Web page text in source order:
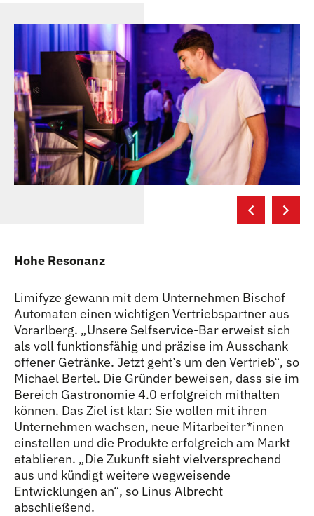
Hohe Resonanz
Limifyze gewann mit dem Unternehmen Bischof
Automaten einen wichtigen Vertriebspartner aus
Vorarlberg. „Unsere Selfservice-Bar erweist sich
als voll funktionsfähig und präzise im Ausschank
offener Getränke. Jetzt geht’s um den Vertrieb“, so
Michael Bertel. Die Gründer beweisen, dass sie im
Bereich Gastronomie 4.0 erfolgreich mithalten
können. Das Ziel ist klar: Sie wollen mit ihren
Unternehmen wachsen, neue Mitarbeiter*innen
einstellen und die Produkte erfolgreich am Markt
etablieren. „Die Zukunft sieht vielversprechend
aus und kündigt weitere wegweisende
Entwicklungen an“, so Linus Albrecht
abschließend.